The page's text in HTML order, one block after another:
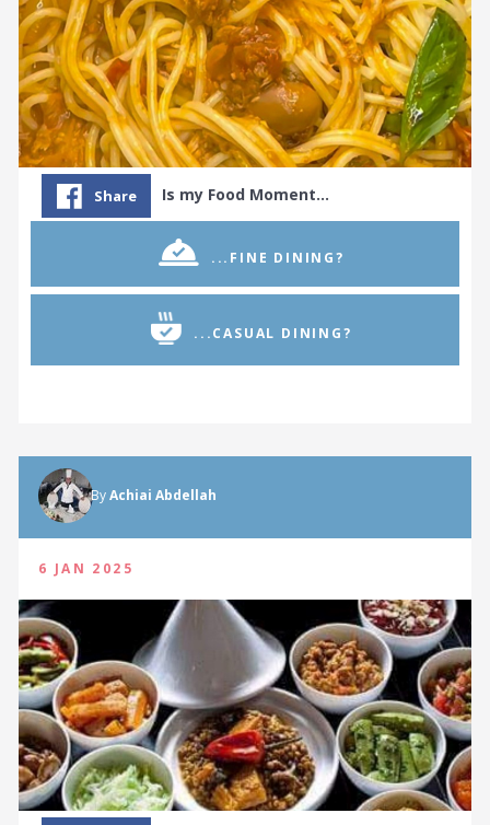
Share Is my Food Moment…
...FINE DINING?
...CASUAL DINING?
ByAchiai Abdellah
6 JAN 2025